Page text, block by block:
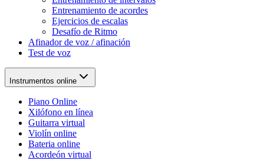
Entrenamiento de acordes
Ejercicios de escalas
Desafío de Ritmo
Afinador de voz / afinación
Test de voz
Instrumentos online
Piano Online
Xilófono en línea
Guitarra virtual
Violín online
Bateria online
Acordeón virtual